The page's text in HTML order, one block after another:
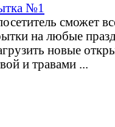
№1
сможет
на любые
новые
и травами ...